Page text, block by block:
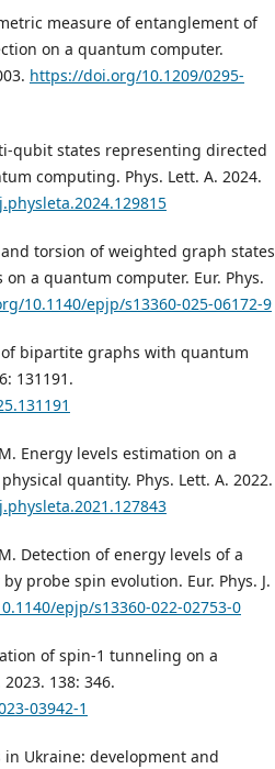
measure of entanglement of
on a quantum computer.
https://doi.org/10.1209/0295-
qubit states representing directed
computing. Phys. Lett. A. 2024.
torsion of weighted graph states
a quantum computer. Eur. Phys.
10.1140/epjp/s13360-025-06172-9
of bipartite graphs with quantum
131191.
Energy levels estimation on a
quantity. Phys. Lett. A. 2022.
Detection of energy levels of a
probe spin evolution. Eur. Phys. J.
epjp/s13360-022-02753-0
of spin-1 tunneling on a
138: 346.
03942-1
in Ukraine: development and